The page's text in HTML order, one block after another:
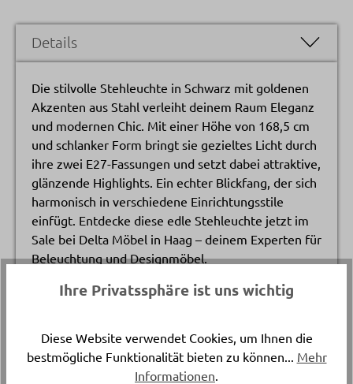
Details
Die stilvolle Stehleuchte in Schwarz mit goldenen
Akzenten aus Stahl verleiht deinem Raum Eleganz
und modernen Chic. Mit einer Höhe von 168,5 cm
und schlanker Form bringt sie gezieltes Licht durch
ihre zwei E27-Fassungen und setzt dabei attraktive,
glänzende Highlights. Ein echter Blickfang, der sich
harmonisch in verschiedene Einrichtungsstile
einfügt. Entdecke diese edle Stehleuchte jetzt im
Sale bei Delta Möbel in Haag – deinem Experten für
Beleuchtung und Designmöbel.
189.
Ihre Privatssphäre ist uns wichtig
Diese Website verwendet Cookies, um Ihnen die
bestmögliche Funktionalität bieten zu können... Mehr
Informationen